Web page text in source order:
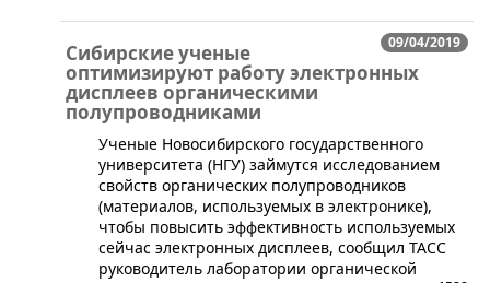
09/04/2019
Сибирские ученые
оптимизируют работу электронных
дисплеев органическими
полупроводниками
​Ученые Новосибирского государственного
университета (НГУ) займутся исследованием
свойств органических полупроводников
(материалов, используемых в электронике),
чтобы повысить эффективность используемых
сейчас электронных дисплеев, сообщил ТАСС
руководитель лаборатории органической